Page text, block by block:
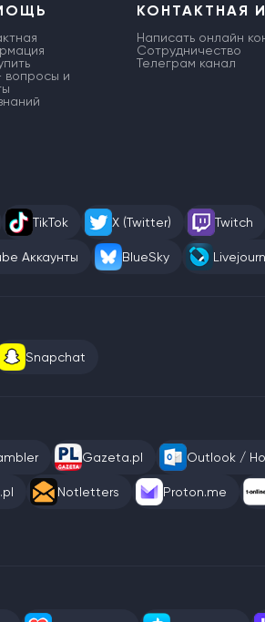
вопросы и
КОНТАКТНАЯ
Написать онлайн
Сотрудничество
Телеграм канал
TikTok X (Twitter) Twitch
Аккаунты BlueSky
Snapchat
Gazeta.pl Outlook /
Notletters Proton.me